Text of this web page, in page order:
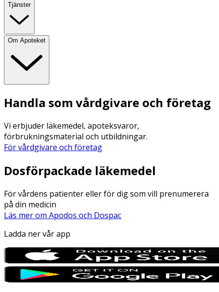
Tjänster
Om Apoteket
Handla som vårdgivare och företag
Vi erbjuder läkemedel, apoteksvaror,
förbrukningsmaterial och utbildningar.
För vårdgivare och företag
Dosförpackade läkemedel
För vårdens patienter eller för dig som vill prenumerera
på din medicin
Läs mer om Apodos och Dospac
Ladda ner vår app